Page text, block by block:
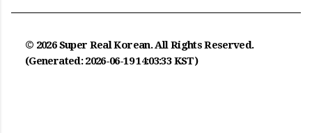
© 2026 Super Real Korean. All Rights Reserved.
(Generated: 2026-06-19 14:03:33 KST)